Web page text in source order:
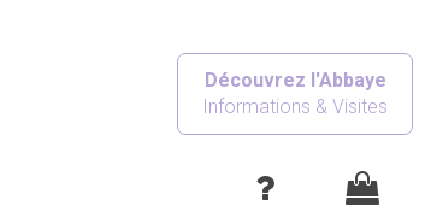
Découvrez l'Abbaye
Informations & Visites